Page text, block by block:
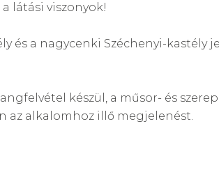
látási viszonyok!
és a nagycenki Széchenyi-kastély
készül, a műsor- és
az alkalomhoz illő megjelenést.